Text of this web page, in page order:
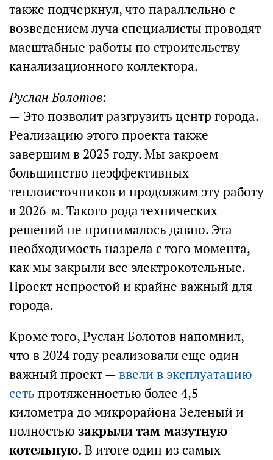
также подчеркнул, что параллельно с
возведением луча специалисты проводят
масштабные работы по строительству
канализационного коллектора.
Руслан Болотов:
— Это позволит разгрузить центр города.
Реализацию этого проекта также
завершим в 2025 году. Мы закроем
большинство неэффективных
теплоисточников и продолжим эту работу
в 2026-м. Такого рода технических
решений не принималось давно. Эта
необходимость назрела с того момента,
как мы закрыли все электрокотельные.
Проект непростой и крайне важный для
города.
Кроме того, Руслан Болотов напомнил,
что в 2024 году реализовали еще один
важный проект —ввели в эксплуатацию
сеть протяженностью более 4,5
километра до микрорайона Зеленый и
полностью закрыли там мазутную
котельную. В итоге один из самых